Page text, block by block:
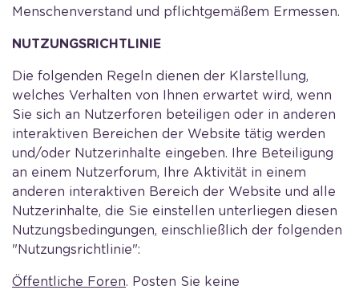
Menschenverstand und pflichtgemäßem Ermessen.
NUTZUNGSRICHTLINIE
Die folgenden Regeln dienen der Klarstellung,
welches Verhalten von Ihnen erwartet wird, wenn
Sie sich an Nutzerforen beteiligen oder in anderen
interaktiven Bereichen der Website tätig werden
und/oder Nutzerinhalte eingeben. Ihre Beteiligung
an einem Nutzerforum, Ihre Aktivität in einem
anderen interaktiven Bereich der Website und alle
Nutzerinhalte, die Sie einstellen unterliegen diesen
Nutzungsbedingungen, einschließlich der folgenden
"Nutzungsrichtlinie":
Öffentliche Foren. Posten Sie keine